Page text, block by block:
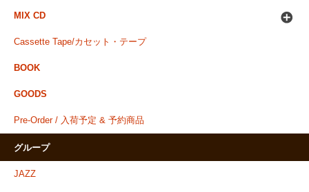
MIX CD
Cassette Tape/カセット・テープ
BOOK
GOODS
Pre-Order / 入荷予定 & 予約商品
グループ
JAZZ